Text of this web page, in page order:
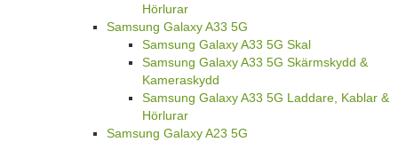
Hörlurar
Samsung Galaxy A33 5G
Samsung Galaxy A33 5G Skal
Samsung Galaxy A33 5G Skärmskydd &
Kameraskydd
Samsung Galaxy A33 5G Laddare, Kablar &
Hörlurar
Samsung Galaxy A23 5G